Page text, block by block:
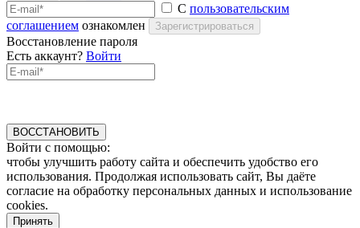
С пользовательским
соглашением ознакомлен Зарегистрироваться
Восстановление пароля
Есть аккаунт? Войти
ВОССТАНОВИТЬ
Войти с помощью:
чтобы улучшить работу сайта и обеспечить удобство его
использования. Продолжая использовать сайт, Вы даёте
согласие на обработку персональных данных и использование
cookies.
Принять